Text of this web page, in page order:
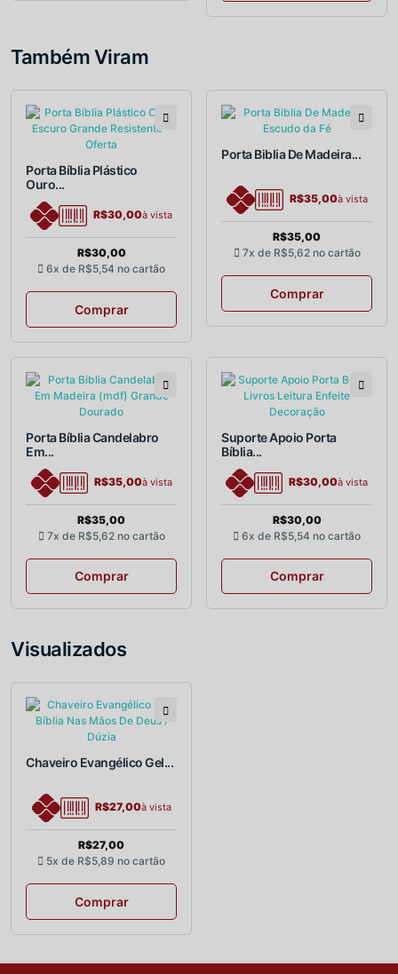
Também Viram
Porta Bíblia Plástico
Ouro...
R$30,00à vista
R$30,00
6x de R$5,54 no cartão
Comprar
Porta Biblia De Madeira...
R$35,00à vista
R$35,00
7x de R$5,62 no cartão
Comprar
Porta Bíblia Candelabro
Em...
R$35,00à vista
R$35,00
7x de R$5,62 no cartão
Comprar
Suporte Apoio Porta
Bíblia...
R$30,00à vista
R$30,00
6x de R$5,54 no cartão
Comprar
Visualizados
Chaveiro Evangélico Gel...
R$27,00à vista
R$27,00
5x de R$5,89 no cartão
Comprar